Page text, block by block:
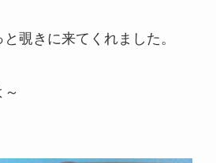
覗きに来てくれました。